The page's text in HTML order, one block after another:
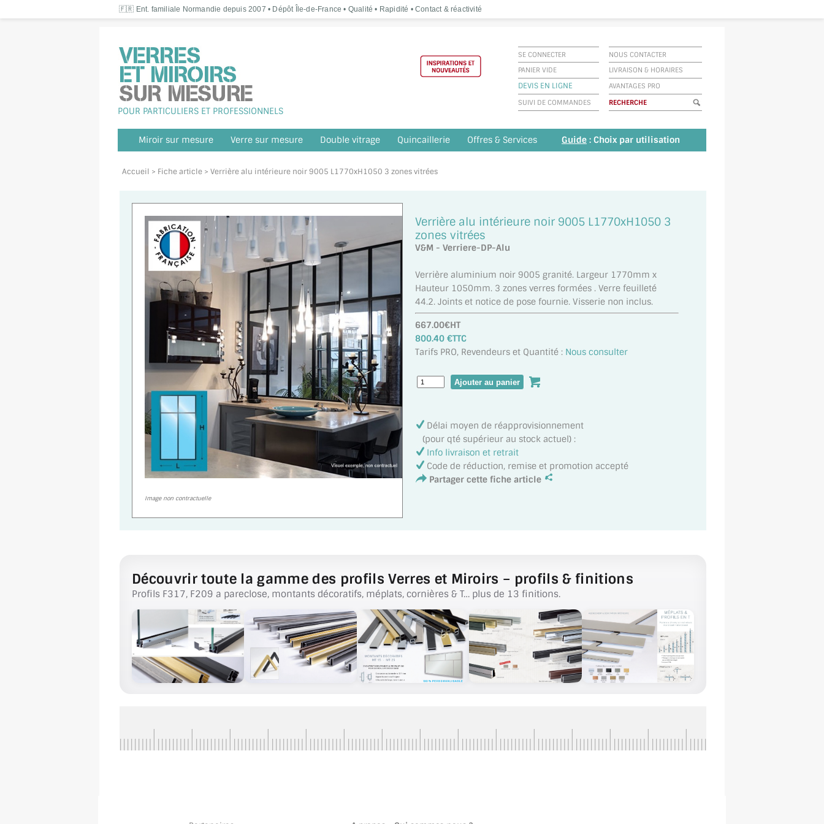
🇫🇷 Ent. familiale Normandie depuis 2007 • Dépôt Île-de-France • Qualité • Rapidité • Contact & réactivité
POUR PARTICULIERS ET PROFESSIONNELS
SE CONNECTER
NOUS CONTACTER
PANIER VIDE
LIVRAISON & HORAIRES
DEVIS EN LIGNE
AVANTAGES PRO
SUIVI DE COMMANDES
Miroir sur mesure Verre sur mesure Double vitrage Quincaillerie Offres & Services Guide : Choix par utilisation
Accueil > Fiche article > Verrière alu intérieure noir 9005 L1770xH1050 3 zones vitrées
Image non contractuelle
Verrière alu intérieure noir 9005 L1770xH1050 3
zones vitrées
V&M - Verriere-DP-Alu
Verrière aluminium noir 9005 granité. Largeur 1770mm x
Hauteur 1050mm. 3 zones verres formées . Verre feuilleté
44.2. Joints et notice de pose fournie. Visserie non inclus.
667.00€HT
800.40 €TTC
Tarifs PRO, Revendeurs et Quantité : Nous consulter
Délai moyen de réapprovisionnement
(pour qté supérieur au stock actuel) :
Info livraison et retrait
Code de réduction, remise et promotion accepté
Partager cette fiche article
Découvrir toute la gamme des profils Verres et Miroirs – profils & finitions
Profils F317, F209 a pareclose, montants décoratifs, méplats, cornières & T… plus de 13 finitions.